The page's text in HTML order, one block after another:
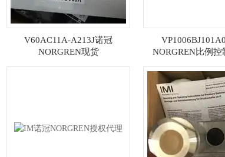
V60AC11A-A213J诺冠
NORGREN现货
NORGREN比例控